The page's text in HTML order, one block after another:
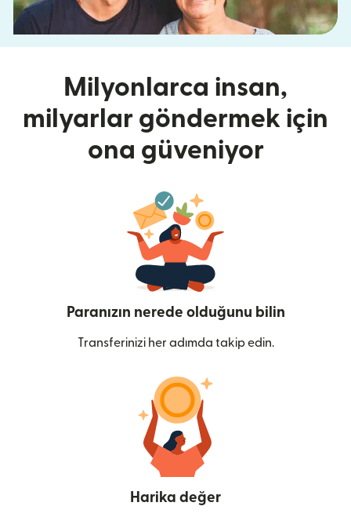
Milyonlarca insan,
milyarlar göndermek için
ona güveniyor
Paranızın nerede olduğunu bilin
Transferinizi her adımda takip edin.
Harika değer